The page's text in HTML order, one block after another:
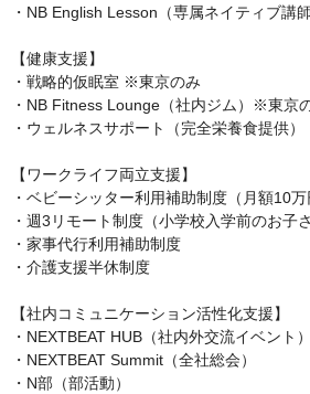
・NB English Lesson（専属ネイティブ講
【健康支援】
・戦略的仮眠室 ※東京のみ
・NB Fitness Lounge（社内ジム）※東京
・ウェルネスサポート（完全栄養食提供）
【ワークライフ両立支援】
・ベビーシッター利用補助制度（月額10万
・週3リモート制度（小学校入学前のお子
・家事代行利用補助制度
・介護支援半休制度
【社内コミュニケーション活性化支援】
・NEXTBEAT HUB（社内外交流イベント
・NEXTBEAT Summit（全社総会）
・N部（部活動）